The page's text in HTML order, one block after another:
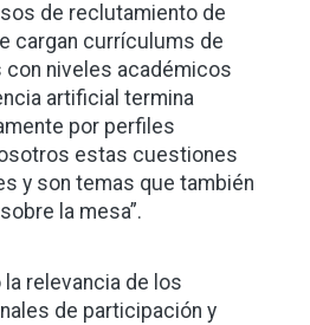
de reclutamiento de
cargan currículums de
con niveles académicos
artificial termina
por perfiles
estas cuestiones
y son temas que también
la mesa”.
relevancia de los
de participación y